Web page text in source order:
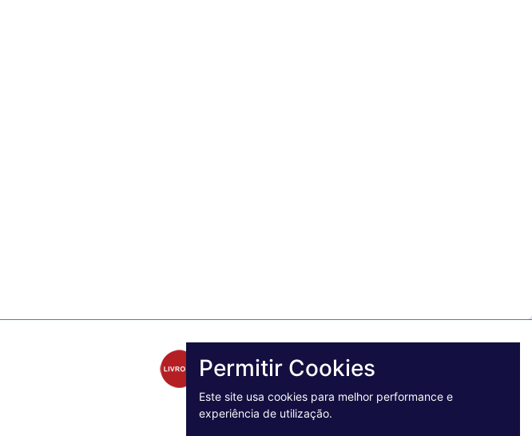
Permitir Cookies
Este site usa cookies para melhor performance e
experiência de utilização.